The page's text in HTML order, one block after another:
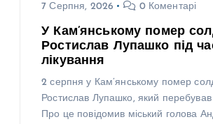
7 Серпня, 2026 0 Коментарі
У Кам’янському помер
Ростислав Лупашко під
лікування
2 серпня у Кам’янському помер
Ростислав Лупашко, який перебував
Про це повідомив міський голова